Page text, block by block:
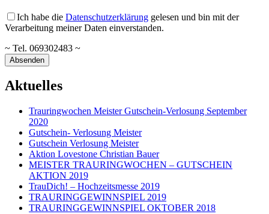
Ich habe die Datenschutzerklärung gelesen und bin mit der
Verarbeitung meiner Daten einverstanden.
~ Tel. 069302483 ~
Aktuelles
Trauringwochen Meister Gutschein-Verlosung September
2020
Gutschein- Verlosung Meister
Gutschein Verlosung Meister
Aktion Lovestone Christian Bauer
MEISTER TRAURINGWOCHEN – GUTSCHEIN
AKTION 2019
TrauDich! – Hochzeitsmesse 2019
TRAURINGGEWINNSPIEL 2019
TRAURINGGEWINNSPIEL OKTOBER 2018